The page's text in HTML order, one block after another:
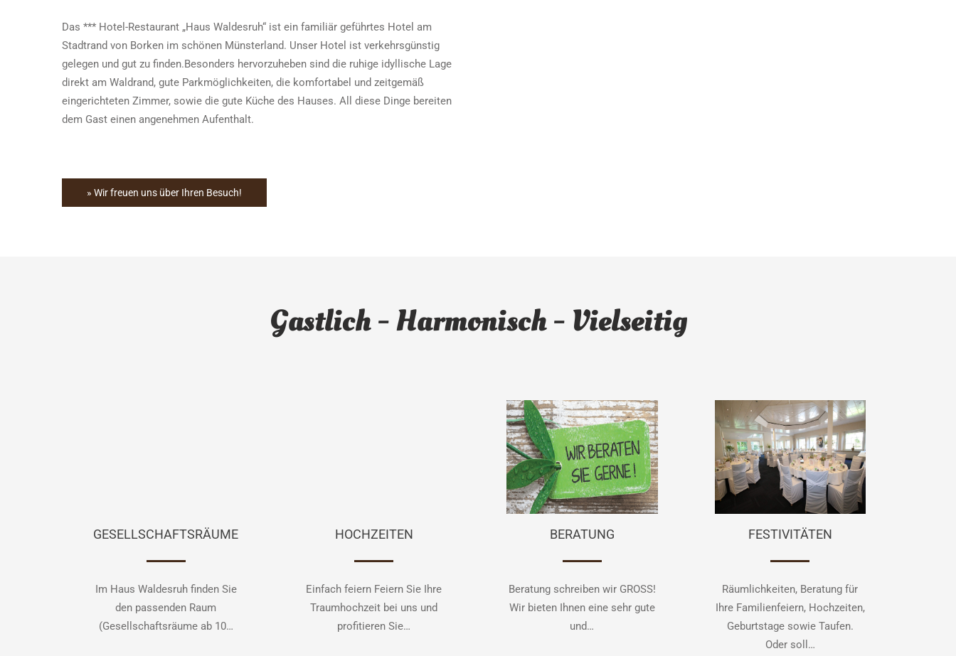
Das *** Hotel-Restaurant „Haus Waldesruh“ ist ein familiär geführtes Hotel am
Stadtrand von Borken im schönen Münsterland. Unser Hotel ist verkehrsgünstig
gelegen und gut zu finden.Besonders hervorzuheben sind die ruhige idyllische Lage
direkt am Waldrand, gute Parkmöglichkeiten, die komfortabel und zeitgemäß
eingerichteten Zimmer, sowie die gute Küche des Hauses. All diese Dinge bereiten
dem Gast einen angenehmen Aufenthalt.
» Wir freuen uns über Ihren Besuch!
Gastlich - Harmonisch - Vielseitig
GESELLSCHAFTSRÄUME
Im Haus Waldesruh finden Sie
den passenden Raum
(Gesellschaftsräume ab 10…
HOCHZEITEN
Einfach feiern Feiern Sie Ihre
Traumhochzeit bei uns und
profitieren Sie…
BERATUNG
Beratung schreiben wir GROSS!
Wir bieten Ihnen eine sehr gute
und…
FESTIVITÄTEN
Räumlichkeiten, Beratung für
Ihre Familienfeiern, Hochzeiten,
Geburtstage sowie Taufen.
Oder soll…